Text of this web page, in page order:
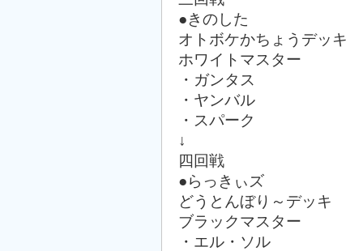
●きのした
オトボケかちょうデッキ
ホワイトマスター
・ガンタス
・ヤンバル
・スパーク
↓
四回戦
●らっきぃズ
どうとんぼり～デッキ
ブラックマスター
・エル・ソル